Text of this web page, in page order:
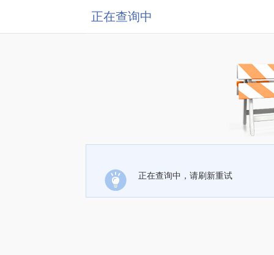
正在查询中
正在查询中，请刷新重试